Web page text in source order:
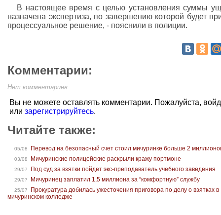
В настоящее время с целью установления суммы
назначена экспертиза, по завершению которой будет
процессуальное решение, - пояснили в полиции.
Комментарии:
Нет комментариев.
Вы не можете оставлять комментарии. Пожалуйста,
или зарегистрируйтесь.
Читайте также:
05/08 Перевод на безопасный счет стоил мичуринке больше 2
03/08 Мичуринские полицейские раскрыли кражу портмоне
29/07 Под суд за взятки пойдет экс-преподаватель учебного заведения
29/07 Мичуринец заплатил 1,5 миллиона за “комфортную” службу
25/07
Прокуратура добилась ужесточения приговора по делу о взятках в
мичуринском колледже